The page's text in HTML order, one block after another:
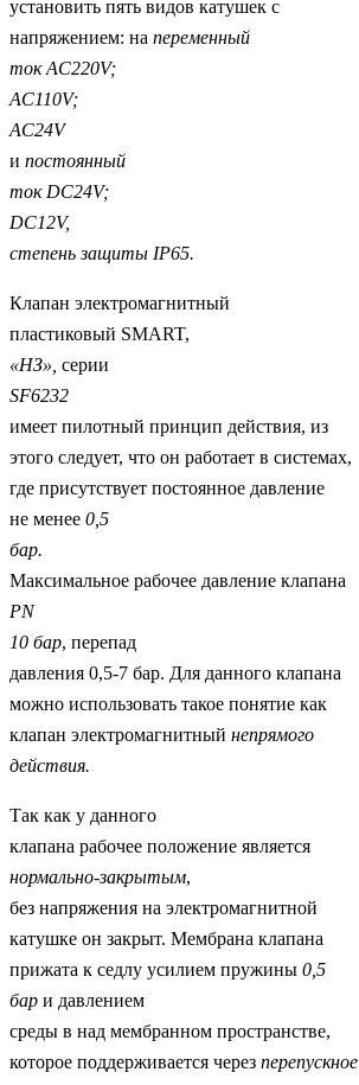
установить пять видов катушек с
напряжением: на переменный
токAC220V;
AC110V;
AC24V
и постоянный
токDC24V;
DC12V,
степень защиты IP65.
Клапан электромагнитный
пластиковый SMART,
«НЗ», серии
SF6232
имеет пилотный принцип действия, из
этого следует, что он работает в системах,
где присутствует постоянное давление
не менее 0,5
бар.
Максимальное рабочее давление клапана
PN
10 бар, перепад
давления 0,5-7 бар. Для данного клапана
можно использовать такое понятие как
клапан электромагнитный непрямого
действия.
Так как у данного
клапана рабочее положение является
нормально-закрытым,
без напряжения на электромагнитной
катушке он закрыт. Мембрана клапана
прижата к седлу усилием пружины 0,5
бар и давлением
среды в над мембранном пространстве,
которое поддерживается через перепускное